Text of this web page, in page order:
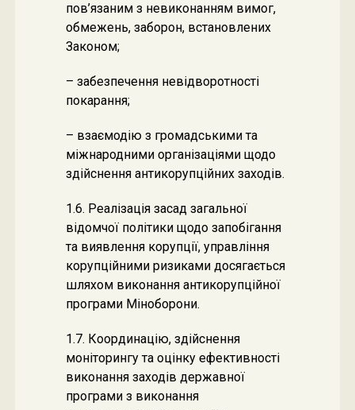
пов’язаним з невиконанням вимог,
обмежень, заборон, встановлених
Законом;
– забезпечення невідворотності
покарання;
– взаємодію з громадськими та
міжнародними організаціями щодо
здійснення антикорупційних заходів.
1.6. Реалізація засад загальної
відомчої політики щодо запобігання
та виявлення корупції, управління
корупційними ризиками досягається
шляхом виконання антикорупційної
програми Міноборони.
1.7. Координацію, здійснення
моніторингу та оцінку ефективності
виконання заходів державної
програми з виконання